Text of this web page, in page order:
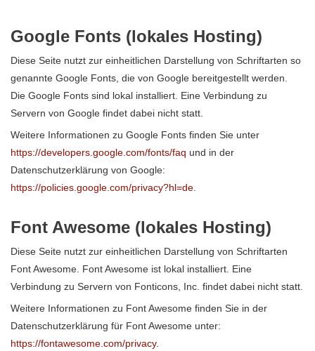
Google Fonts (lokales Hosting)
Diese Seite nutzt zur einheitlichen Darstellung von Schriftarten so
genannte Google Fonts, die von Google bereitgestellt werden.
Die Google Fonts sind lokal installiert. Eine Verbindung zu
Servern von Google findet dabei nicht statt.
Weitere Informationen zu Google Fonts finden Sie unter
https://developers.google.com/fonts/faq und in der
Datenschutzerklärung von Google:
https://policies.google.com/privacy?hl=de
Font Awesome (lokales Hosting)
Diese Seite nutzt zur einheitlichen Darstellung von Schriftarten
Font Awesome. Font Awesome ist lokal installiert. Eine
Verbindung zu Servern von Fonticons, Inc. findet dabei nicht statt.
Weitere Informationen zu Font Awesome finden Sie in der
Datenschutzerklärung für Font Awesome unter:
https://fontawesome.com/privacy.